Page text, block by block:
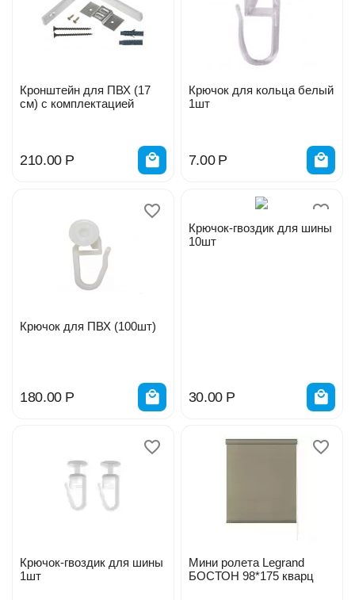
Кронштейн для ПВХ (17
см) с комплектацией
210.00 Р
Крючок для кольца белый
1шт
7.00 Р
Крючок для ПВХ (100шт)
180.00 Р
Крючок-гвоздик для шины
10шт
30.00 Р
Крючок-гвоздик для шины
1шт
Мини ролета Legrand
БОСТОН 98*175 кварц